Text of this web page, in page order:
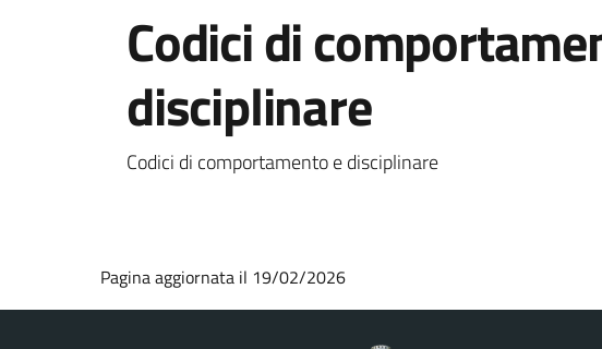
Codici di
disciplinare
Codici di comportamento e disciplinare
Pagina aggiornata il 19/02/2026